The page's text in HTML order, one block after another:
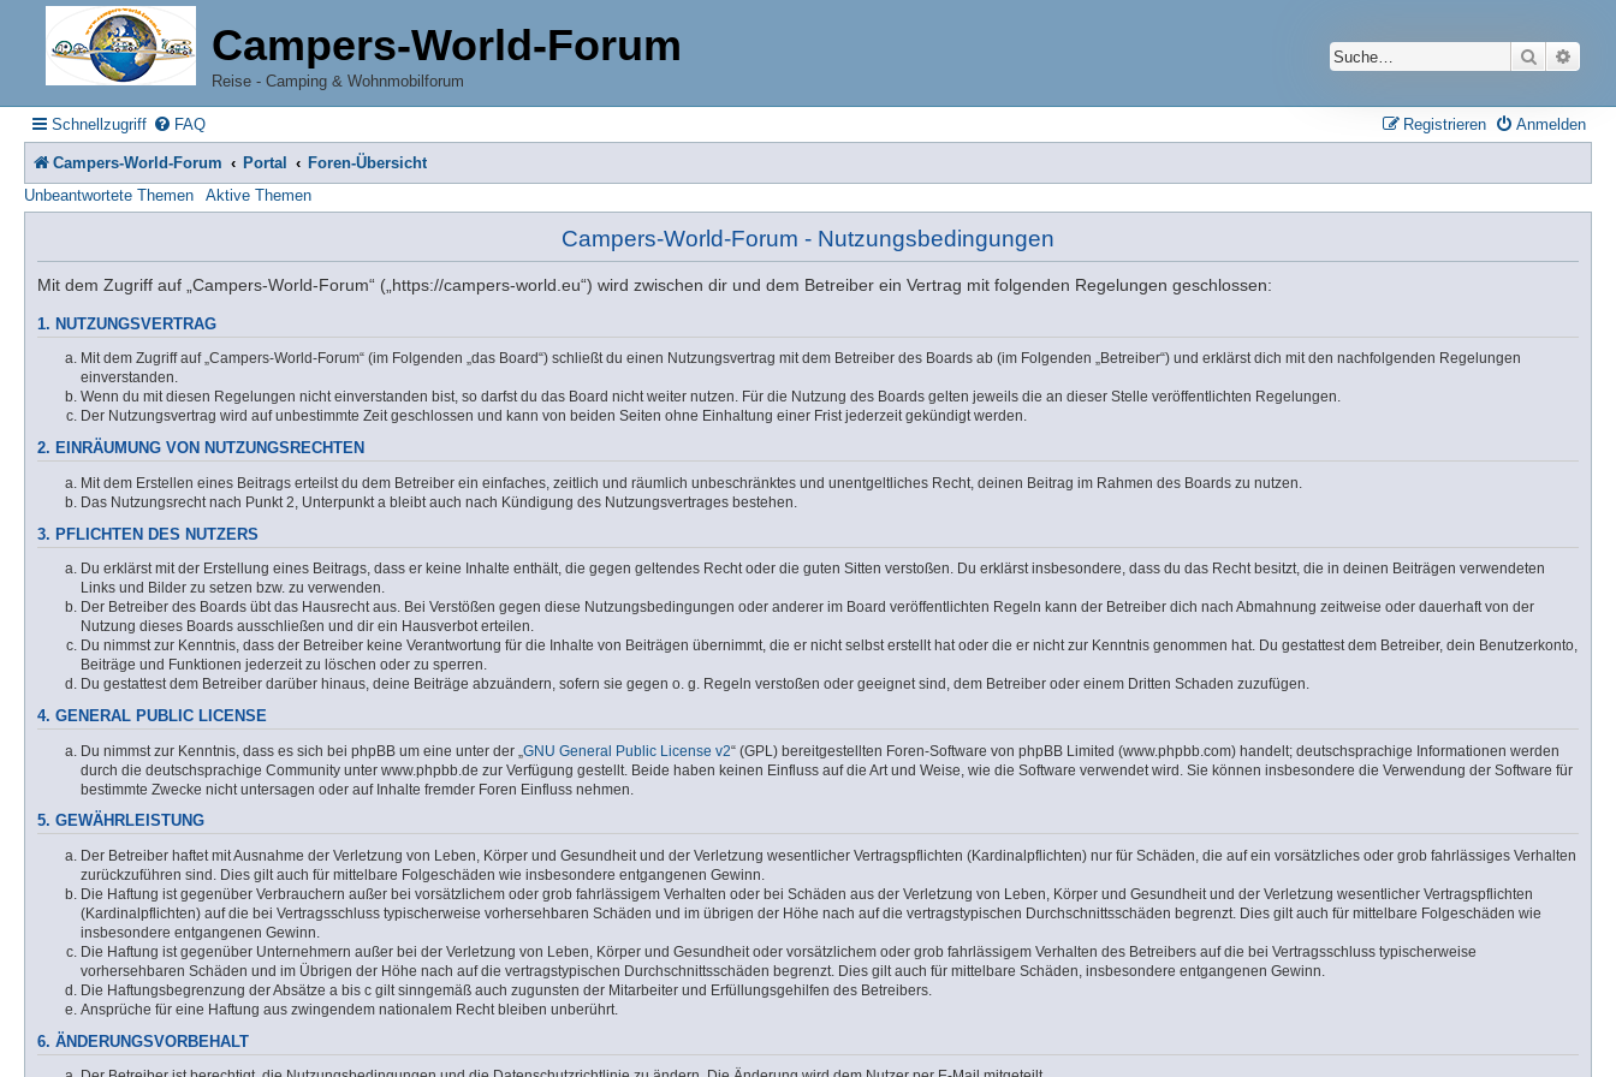
Campers-World-Forum
Reise - Camping & Wohnmobilforum
Suche
Schnellzugriff FAQ Anmelden
Registrieren
Campers-World-Forum Portal
Foren-Übersicht
Unbeantwortete Themen
Aktive Themen
Campers-World-Forum - Nutzungsbedingungen
Mit dem Zugriff auf „Campers-World-Forum“ („https://campers-world.eu“) wird zwischen dir und dem Betreiber ein Vertrag mit folgenden Regelungen geschlossen:
1. NUTZUNGSVERTRAG
Mit dem Zugriff auf „Campers-World-Forum“ (im Folgenden „das Board“) schließt du einen Nutzungsvertrag mit dem Betreiber des Boards ab (im Folgenden „Betreiber“) und erklärst dich mit den nachfolgenden Regelungen
einverstanden.
Wenn du mit diesen Regelungen nicht einverstanden bist, so darfst du das Board nicht weiter nutzen. Für die Nutzung des Boards gelten jeweils die an dieser Stelle veröffentlichten Regelungen.
Der Nutzungsvertrag wird auf unbestimmte Zeit geschlossen und kann von beiden Seiten ohne Einhaltung einer Frist jederzeit gekündigt werden.
2. EINRÄUMUNG VON NUTZUNGSRECHTEN
Mit dem Erstellen eines Beitrags erteilst du dem Betreiber ein einfaches, zeitlich und räumlich unbeschränktes und unentgeltliches Recht, deinen Beitrag im Rahmen des Boards zu nutzen.
Das Nutzungsrecht nach Punkt 2, Unterpunkt a bleibt auch nach Kündigung des Nutzungsvertrages bestehen.
3. PFLICHTEN DES NUTZERS
Du erklärst mit der Erstellung eines Beitrags, dass er keine Inhalte enthält, die gegen geltendes Recht oder die guten Sitten verstoßen. Du erklärst insbesondere, dass du das Recht besitzt, die in deinen Beiträgen verwendeten
Links und Bilder zu setzen bzw. zu verwenden.
Der Betreiber des Boards übt das Hausrecht aus. Bei Verstößen gegen diese Nutzungsbedingungen oder anderer im Board veröffentlichten Regeln kann der Betreiber dich nach Abmahnung zeitweise oder dauerhaft von der
Nutzung dieses Boards ausschließen und dir ein Hausverbot erteilen.
Du nimmst zur Kenntnis, dass der Betreiber keine Verantwortung für die Inhalte von Beiträgen übernimmt, die er nicht selbst erstellt hat oder die er nicht zur Kenntnis genommen hat. Du gestattest dem Betreiber, dein Benutzerkonto,
Beiträge und Funktionen jederzeit zu löschen oder zu sperren.
Du gestattest dem Betreiber darüber hinaus, deine Beiträge abzuändern, sofern sie gegen o. g. Regeln verstoßen oder geeignet sind, dem Betreiber oder einem Dritten Schaden zuzufügen.
4. GENERAL PUBLIC LICENSE
Du nimmst zur Kenntnis, dass es sich bei phpBB um eine unter der „ GNU General Public License v2“ (GPL) bereitgestellten Foren-Software von phpBB Limited (www.phpbb.com) handelt; deutschsprachige Informationen werden
durch die deutschsprachige Community unter www.phpbb.de zur Verfügung gestellt. Beide haben keinen Einfluss auf die Art und Weise, wie die Software verwendet wird. Sie können insbesondere die Verwendung der Software für
bestimmte Zwecke nicht untersagen oder auf Inhalte fremder Foren Einfluss nehmen.
5. GEWÄHRLEISTUNG
Der Betreiber haftet mit Ausnahme der Verletzung von Leben, Körper und Gesundheit und der Verletzung wesentlicher Vertragspflichten (Kardinalpflichten) nur für Schäden, die auf ein vorsätzliches oder grob fahrlässiges Verhalten
zurückzuführen sind. Dies gilt auch für mittelbare Folgeschäden wie insbesondere entgangenen Gewinn.
Die Haftung ist gegenüber Verbrauchern außer bei vorsätzlichem oder grob fahrlässigem Verhalten oder bei Schäden aus der Verletzung von Leben, Körper und Gesundheit und der Verletzung wesentlicher Vertragspflichten
(Kardinalpflichten) auf die bei Vertragsschluss typischerweise vorhersehbaren Schäden und im übrigen der Höhe nach auf die vertragstypischen Durchschnittsschäden begrenzt. Dies gilt auch für mittelbare Folgeschäden wie
insbesondere entgangenen Gewinn.
Die Haftung ist gegenüber Unternehmern außer bei der Verletzung von Leben, Körper und Gesundheit oder vorsätzlichem oder grob fahrlässigem Verhalten des Betreibers auf die bei Vertragsschluss typischerweise
vorhersehbaren Schäden und im Übrigen der Höhe nach auf die vertragstypischen Durchschnittsschäden begrenzt. Dies gilt auch für mittelbare Schäden, insbesondere entgangenen Gewinn.
Die Haftungsbegrenzung der Absätze a bis c gilt sinngemäß auch zugunsten der Mitarbeiter und Erfüllungsgehilfen des Betreibers.
Ansprüche für eine Haftung aus zwingendem nationalem Recht bleiben unberührt.
6. ÄNDERUNGSVORBEHALT